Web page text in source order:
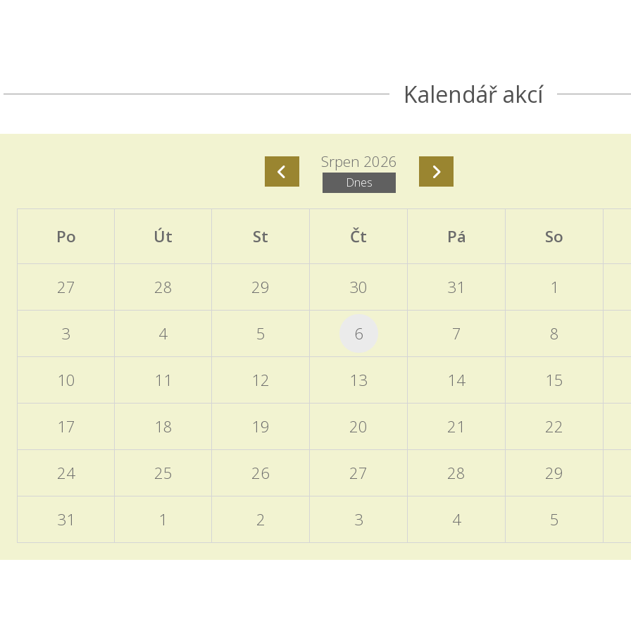
Kalendář akcí
Srpen 2026
Dnes
Po Út St Čt Pá So
27 28 29 30 31 1
3 4 5 6 7 8
10 11 12 13 14 15
17 18 19 20 21 22
24 25 26 27 28 29
31 1 2 3 4 5